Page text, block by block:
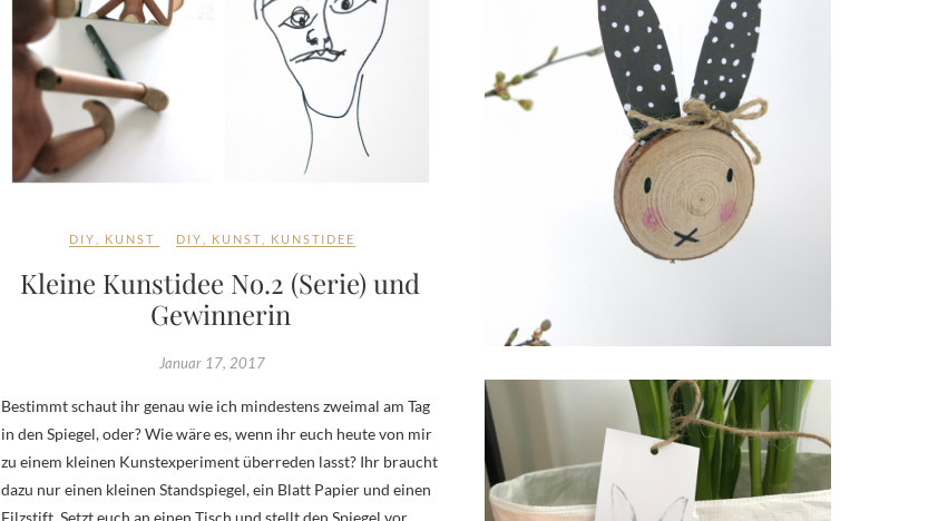
DIY KUNST DIY KUNST KUNSTIDEE
Kleine Kunstidee No.2 (Serie) und
Gewinnerin
Januar 17, 2017
Bestimmt schaut ihr genau wie ich mindestens zweimal am Tag
in den Spiegel, oder? Wie wäre es, wenn ihr euch heute von mir
zu einem kleinen Kunstexperiment überreden lasst? Ihr braucht
dazu nur einen kleinen Standspiegel, ein Blatt Papier und einen